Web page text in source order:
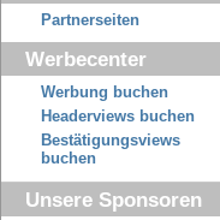
Partnerseiten
Werbecenter
Werbung buchen
Headerviews buchen
Bestätigungsviews
buchen
Unsere Sponsoren